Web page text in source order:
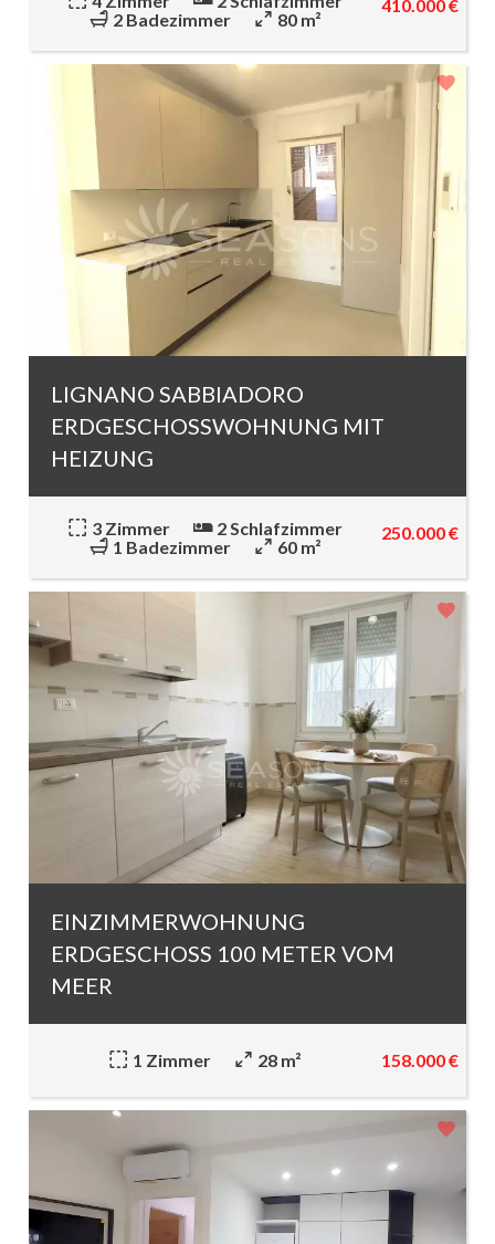
2 Badezimmer
80 m²
410.000 €
LIGNANO SABBIADORO
ERDGESCHOSSWOHNUNG MIT
HEIZUNG
3 Zimmer
2 Schlafzimmer
1 Badezimmer
60 m²
250.000 €
EINZIMMERWOHNUNG
ERDGESCHOSS 100 METER VOM
MEER
1 Zimmer 28 m² 158.000 €